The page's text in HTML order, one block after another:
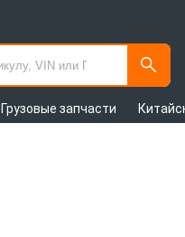
Грузовые запчасти